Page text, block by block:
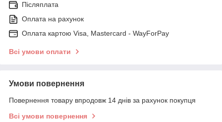
Післяплата
Оплата на рахунок
Оплата картою Visa, Mastercard - WayForPay
Всі умови оплати
Умови повернення
Повернення товару впродовж 14 днів за рахунок покупця
Всі умови повернення